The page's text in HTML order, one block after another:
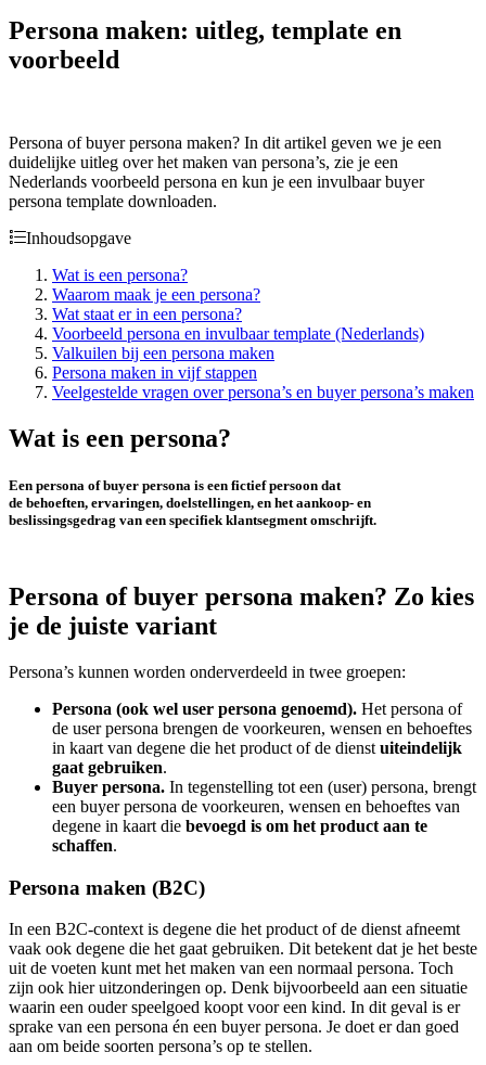
Persona maken: uitleg, template en
voorbeeld
Persona of buyer persona maken? In dit artikel geven we je een
duidelijke uitleg over het maken van persona’s, zie je een
Nederlands voorbeeld persona en kun je een invulbaar buyer
persona template downloaden.
Inhoudsopgave
Wat is een persona?
Waarom maak je een persona?
Wat staat er in een persona?
Voorbeeld persona en invulbaar template (Nederlands)
Valkuilen bij een persona maken
Persona maken in vijf stappen
Veelgestelde vragen over persona’s en buyer persona’s maken
Wat is een persona?
Een persona of buyer persona is een fictief persoon dat
de behoeften, ervaringen, doelstellingen, en het aankoop- en
beslissingsgedrag van een specifiek klantsegment omschrijft.
Persona of buyer persona maken? Zo kies
je de juiste variant
Persona’s kunnen worden onderverdeeld in twee groepen:
Persona (ook wel user persona genoemd). Het persona of
de user persona brengen de voorkeuren, wensen en behoeftes
in kaart van degene die het product of de dienst uiteindelijk
gaat gebruiken.
Buyer persona. In tegenstelling tot een (user) persona, brengt
een buyer persona de voorkeuren, wensen en behoeftes van
degene in kaart die bevoegd is om het product aan te
schaffen.
Persona maken (B2C)
In een B2C-context is degene die het product of de dienst afneemt
vaak ook degene die het gaat gebruiken. Dit betekent dat je het beste
uit de voeten kunt met het maken van een normaal persona. Toch
zijn ook hier uitzonderingen op. Denk bijvoorbeeld aan een situatie
waarin een ouder speelgoed koopt voor een kind. In dit geval is er
sprake van een persona én een buyer persona. Je doet er dan goed
aan om beide soorten persona’s op te stellen.